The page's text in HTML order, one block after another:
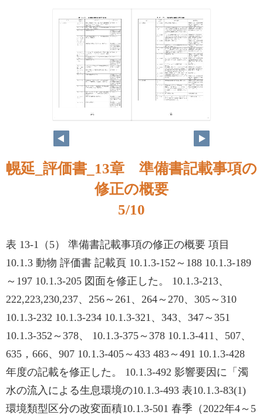
6
幌延_評価書_13章 準備書記載事項の
修正の概要
5/10
表 13-1（5） 準備書記載事項の修正の概要 項目
10.1.3 動物 評価書 記載頁 10.1.3-152～188 10.1.3-189
～197 10.1.3-205 図面を修正した。 10.1.3-213、
222,223,230,237、256～261、264～270、305～310
10.1.3-232 10.1.3-234 10.1.3-321、343、347～351
10.1.3-352～378、 10.1.3-375～378 10.1.3-411、507、
635，666、907 10.1.3-405～433 483～491 10.1.3-428
年度の記載を修正した。 10.1.3-492 影響要因に「濁
水の流入による生息環境の10.1.3-493 表10.1.3-83(1)
環境類型区分の改変面積10.1.3-501 春季（2022年4～5